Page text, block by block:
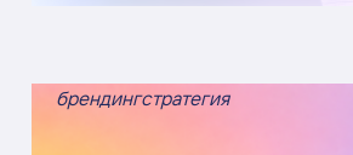
брендингстратегия